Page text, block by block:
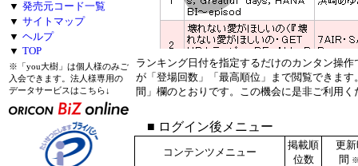
▼ 発売元コード一覧
▼ サイトマップ
▼ ヘルプ
▼ TOP
※「you大樹」は個人様のみご
入会できます。法人様専用の
データサービスはこちら↓
ランキング日付を指定するだけのカンタン操
が「登場回数」「最高順位」まで閲覧できま
間」欄のとおりです。この機会に是非ご利用く
■ ログイン後メニュー
コンテンツメニュー
掲載順
位数
更
間